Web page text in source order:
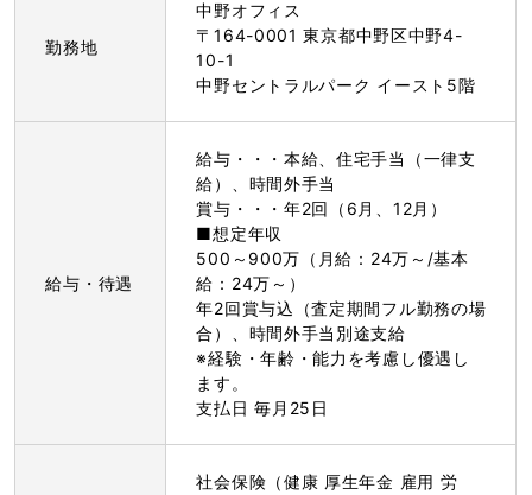
勤務地
中野オフィス
〒164-0001 東京都中野区中野4-
10-1
中野セントラルパーク イースト5階
給与・待遇
給与・・・本給、住宅手当（一律支
給）、時間外手当
賞与・・・年2回（6月、12月）
■想定年収
500～900万（月給：24万～/基本
給：24万～）
年2回賞与込（査定期間フル勤務の場
合）、時間外手当別途支給
※経験・年齢・能力を考慮し優遇し
ます。
支払日 毎月25日
社会保険（健康 厚生年金 雇用 労